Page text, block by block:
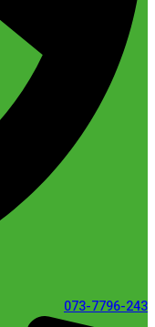
073-7796-243